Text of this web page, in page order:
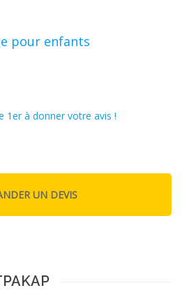
pour enfants
1er à donner votre avis !